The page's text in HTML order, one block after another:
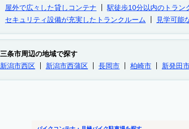
屋外で広々した貸しコンテナ
駅徒歩10分以内のトラン
セキュリティ設備が充実したトランクルーム
見学可能
三条市周辺の地域で探す
新潟市西区
新潟市西蒲区 長岡市 柏崎市 新発田